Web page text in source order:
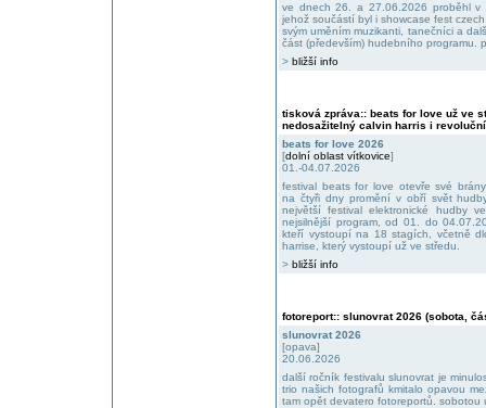
ve dnech 26. a 27.06.2026 proběhl
jehož součástí byl i showcase fest
svým uměním muzikanti, tanečníci a
část (především) hudebního programu.
> bližší info
tisková zpráva:: beats for love už ve
nedosažitelný calvin harris i
beats for love 2026
[dolní oblast vítkovice]
01.-04.07.2026
festival beats for love otevře své
na čtyři dny promění v obří svět
největší festival elektronické hudby
nejsilnější program, od 01. do
kteří vystoupí na 18 stagích, včetně
harrise, který vystoupí už ve středu.
> bližší info
fotoreport:: slunovrat 2026 (sobota,
slunovrat 2026
[opava]
20.06.2026
další ročník festivalu slunovrat je
trio našich fotografů kmitalo opavou
tam opět devatero fotoreportů. sobotou